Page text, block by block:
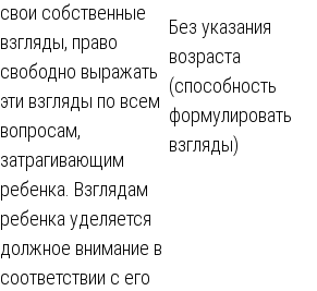
свои собственные
взгляды, право
свободно выражать
эти взгляды по всем
вопросам,
затрагивающим
ребенка. Взглядам
ребенка уделяется
должное внимание в
соответствии с его
Без указания
возраста
(способность
формулировать
взгляды)